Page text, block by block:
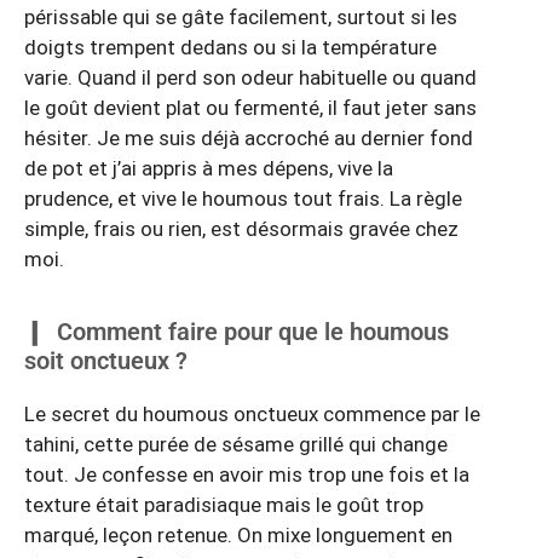
périssable qui se gâte facilement, surtout si les
doigts trempent dedans ou si la température
varie. Quand il perd son odeur habituelle ou quand
le goût devient plat ou fermenté, il faut jeter sans
hésiter. Je me suis déjà accroché au dernier fond
de pot et j’ai appris à mes dépens, vive la
prudence, et vive le houmous tout frais. La règle
simple, frais ou rien, est désormais gravée chez
moi.
Comment faire pour que le houmous
soit onctueux ?
Le secret du houmous onctueux commence par le
tahini, cette purée de sésame grillé qui change
tout. Je confesse en avoir mis trop une fois et la
texture était paradisiaque mais le goût trop
marqué, leçon retenue. On mixe longuement en